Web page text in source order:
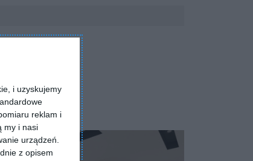
i uzyskujemy
reklam i
my i nasi
urządzeń.
z opisem